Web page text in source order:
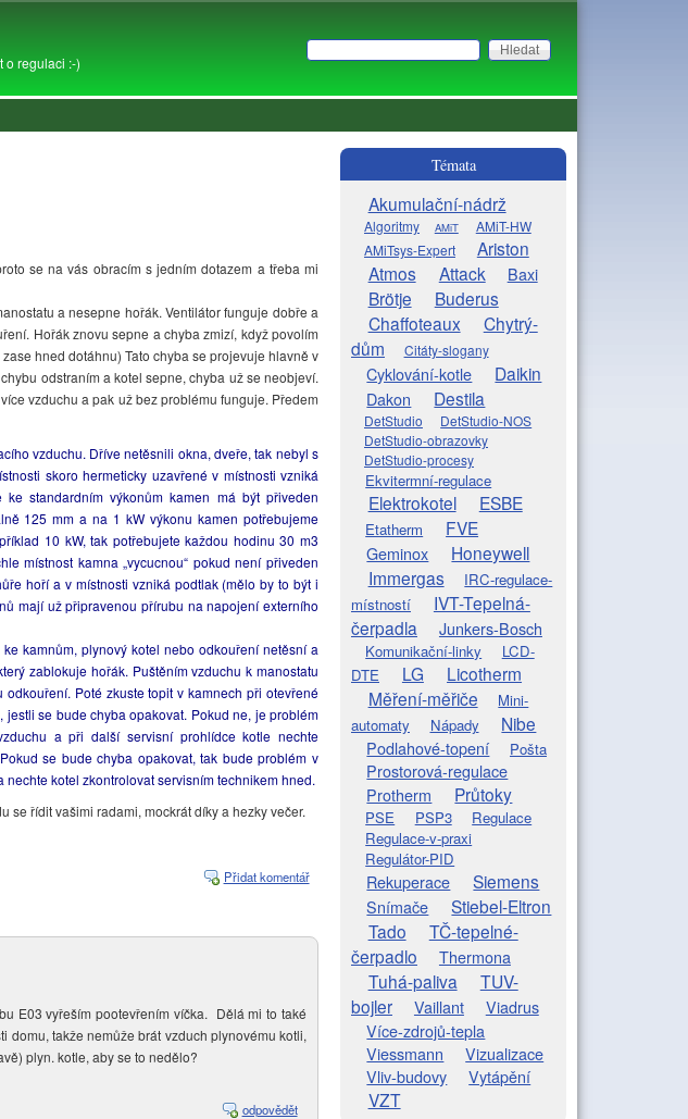
o regulaci :-) Vyhledávání
Hledat
se na vás obracím s jedním dotazem a třeba mi
a nesepne hořák. Ventilátor funguje dobře a
Hořák znovu sepne a chyba zmizí, když povolím
hned dotáhnu) Tato chyba se projevuje hlavně v
odstraním a kotel sepne, chyba už se neobjeví.
vzduchu a pak už bez problému funguje. Předem
vzduchu. Dříve netěsnili okna, dveře, tak nebyl s
skoro hermeticky uzavřené v místnosti vzniká
standardním výkonům kamen má být přiveden
125 mm a na 1 kW výkonu kamen potřebujeme
10 kW, tak potřebujete každou hodinu 30 m3
místnost kamna „vycucnou“ pokud není přiveden
hoří a v místnosti vzniká podtlak (mělo by to být i
mají už připravenou přírubu na napojení externího
kamnům, plynový kotel nebo odkouření netěsní a
zablokuje hořák. Puštěním vzduchu k manostatu
Poté zkuste topit v kamnech při otevřené
se bude chyba opakovat. Pokud ne, je problém
a při další servisní prohlídce kotle nechte
se bude chyba opakovat, tak bude problém v
kotel zkontrolovat servisním technikem hned.
se řídit vašimi radami, mockrát díky a hezky večer.
Přidat komentář
E03 vyřeším pootevřením víčka. Dělá mi to také
domu, takže nemůže brát vzduch plynovému kotli,
plyn. kotle, aby se to nedělo?
odpovědět
Témata
Akumulační-nádrž
Algoritmy AMiT
AMiT-HW
AMiTsys-Expert
Ariston
Atmos
Attack Baxi
Brötje
Buderus
Chaffoteaux
Chytrý-
dům
Citáty-slogany
Cyklování-kotle Daikin
Dakon Destila
DetStudio
DetStudio-NOS
DetStudio-obrazovky
DetStudio-procesy
Ekvitermní-regulace
Elektrokotel ESBE
Etatherm FVE
Geminox
Honeywell
Immergas
IRC-regulace-
místností
IVT-Tepelná-
čerpadla
Junkers-Bosch
Komunikační-linky
LCD-
DTE
LG
Licotherm
Měření-měřiče
Mini-
automaty
Nápady Nibe
Podlahové-topení Pošta
Prostorová-regulace
Protherm
Průtoky
PSE PSP3
Regulace
Regulace-v-praxi
Regulátor-PID
Rekuperace Siemens
Snímače
Stiebel-Eltron
Tado
TČ-tepelné-
čerpadlo
Thermona
Tuhá-paliva
TUV-
bojler
Vaillant
Viadrus
Více-zdrojů-tepla
Viessmann
Vizualizace
Vliv-budovy
Vytápění
VZT